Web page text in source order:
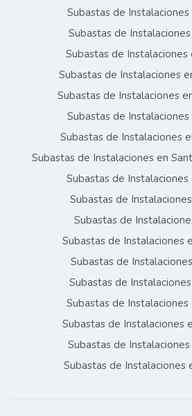
Subastas de Instalaciones
Subastas de
Subastas de Instalaciones
Subastas de Instalaciones
Subastas de Instalaciones
Subastas de Instalaciones
Subastas de Instalaciones
Subastas de Instalaciones en
Subastas de Instalaciones
Subastas de
Subastas de
Subastas de Instalaciones
Subastas de
Subastas de
Subastas de Instalaciones
Subastas de Instalaciones
Subastas de
Subastas de Instalaciones